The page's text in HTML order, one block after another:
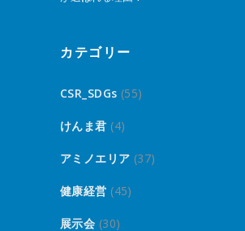
カテゴリー
CSR_SDGs (55)
けんま君 (4)
アミノエリア (37)
健康経営 (45)
展示会 (30)